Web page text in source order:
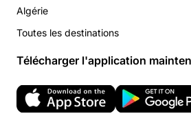
Algérie
Toutes les destinations
Télécharger l'application